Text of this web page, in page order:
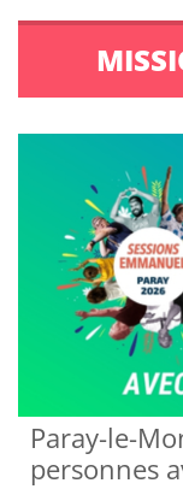
Paray-le-
personnes